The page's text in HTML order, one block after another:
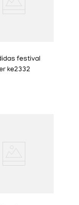
festival
ke2332